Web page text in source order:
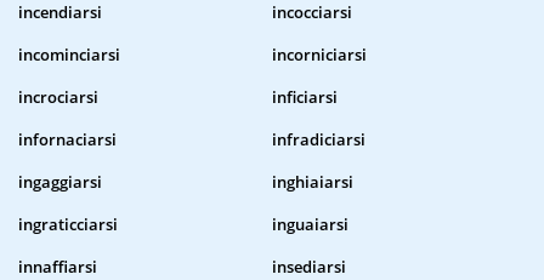
incendiarsi
incocciarsi
incominciarsi
incorniciarsi
incrociarsi
inficiarsi
infornaciarsi
infradiciarsi
ingaggiarsi
inghiaiarsi
ingraticciarsi
inguaiarsi
innaffiarsi
insediarsi